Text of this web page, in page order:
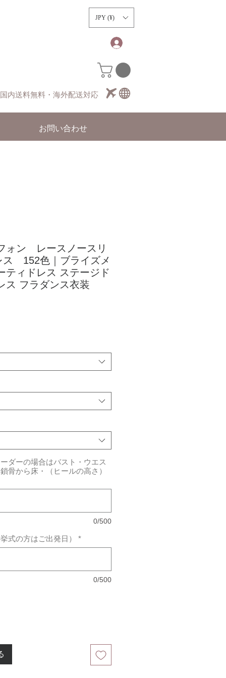
JPY (¥)
国内送料無料・海外配送対応
お問い合わせ
ォン レースノースリ
ス 152色｜ブライズメ
ティドレス ステージド
ス フラダンス衣装
ダーの場合はバスト・ウエス
骨から床・（ヒールの高さ）
0/500
式の方はご出発日） *
0/500